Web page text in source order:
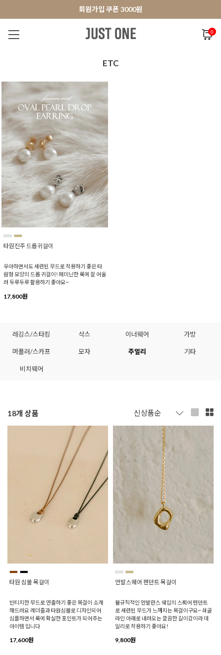
앱 다운로드 10% 할인쿠폰
회원가입 쿠폰 3000원
앱 다운로드 10% 할인쿠폰
0
MADE . J
ETC
타원진주 드롭귀걸이
우아하면서도 세련된 무드로 착용하기 좋은 타
원형 모양의 드롭 귀걸이! 페미닌한 룩에 잘 어울
려 두루두루 활용하기 좋아요~
17,800원
레깅스/스타킹 삭스 이너웨어 가방
머플러/스카프 모자 주얼리 기타
비치웨어
18개 상품
타원 심볼 목걸이
빈티지한 무드로 연출하기 좋은 목걸이 소개
해드려요 레더줄과 타원심볼로 디자인되어
심플하면서 룩에 확실한 포인트가 되어주는
아이템 입니다
17,600원
언발스퀘어 펜던트 목걸이
뷸규칙적인 언발란스 쉐입의 스퀘어 펜던트
로 세련된 무드가 느껴지는 목걸이구요~ 쇄골
라인 아래로 내려오는 깔끔한 길이감이라 데
일리로 착용하기 좋아요!
9,800원